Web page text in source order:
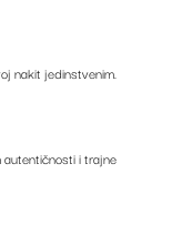
nakit jedinstvenim.
i trajne